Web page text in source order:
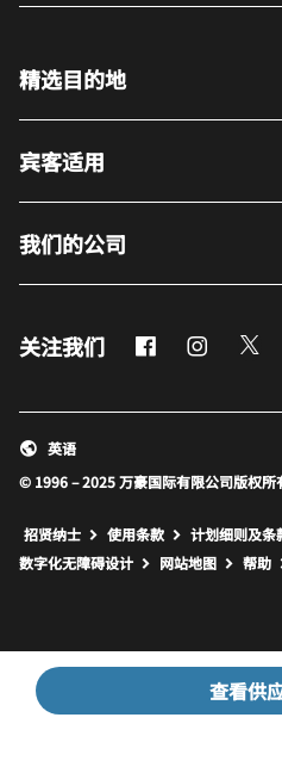
查看供
精选目的地
宾客适用
我们的公司
关注我们 Facebook
© 1996 – 2025 万豪国际有限公司版权所
英语
招贤纳士 使用条款 计划细则及条
数字化无障碍设计
网站地图 打开
帮助